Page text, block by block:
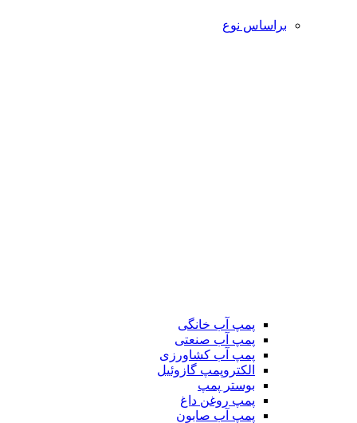
براساس نوع
پمپ آب خانگی
پمپ آب صنعتی
پمپ آب کشاورزی
الکتروپمپ گازوئیل
بوستر پمپ
پمپ روغن داغ
پمپ آب صابون